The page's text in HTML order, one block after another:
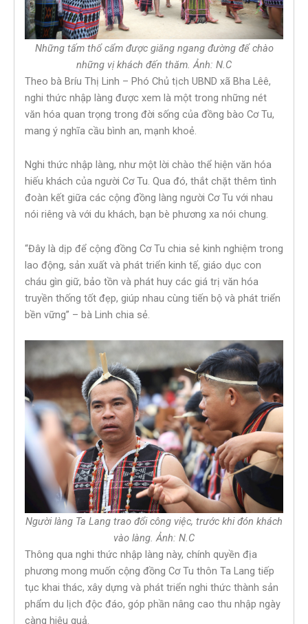
Những tấm thổ cẩm được giăng ngang đường để chào
những vị khách đến thăm. Ảnh: N.C
Theo bà Bríu Thị Linh – Phó Chủ tịch UBND xã Bha Lêê,
nghi thức nhập làng được xem là một trong những nét
văn hóa quan trọng trong đời sống của đồng bào Cơ Tu,
mang ý nghĩa cầu bình an, mạnh khoẻ.
Nghi thức nhập làng, như một lời chào thể hiện văn hóa
hiếu khách của người Cơ Tu. Qua đó, thắt chặt thêm tình
đoàn kết giữa các cộng đồng làng người Cơ Tu với nhau
nói riêng và với du khách, bạn bè phương xa nói chung.
“Đây là dịp để cộng đồng Cơ Tu chia sẻ kinh nghiệm trong
lao động, sản xuất và phát triển kinh tế, giáo dục con
cháu gìn giữ, bảo tồn và phát huy các giá trị văn hóa
truyền thống tốt đẹp, giúp nhau cùng tiến bộ và phát triển
bền vững” – bà Linh chia sẻ.
Người làng Ta Lang trao đổi công việc, trước khi đón khách
vào làng. Ảnh: N.C
Thông qua nghi thức nhập làng này, chính quyền địa
phương mong muốn cộng đồng Cơ Tu thôn Ta Lang tiếp
tục khai thác, xây dựng và phát triển nghi thức thành sản
phẩm du lịch độc đáo, góp phần nâng cao thu nhập ngày
càng hiệu quả.